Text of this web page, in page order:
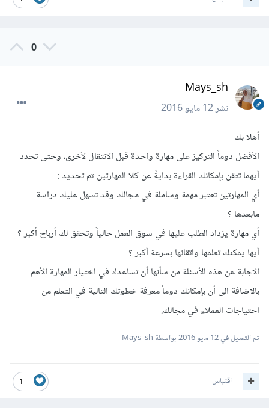
0
Mays_sh
نشر12 مايو 2016
أهلا بك
الأفضل دوماً التركيز على مهارة واحدة قبل الانتقال لأخرى، وحتى تحدد
أيهما تتقن بإمكانك القراءة بدايةً عن كلا المهارتين ثم تحديد :
أي المهارتين تعتبر مهمة وشاملة في مجالك وقد تسهل عليك دراسة
مابعدها ؟
أي مهارة يزداد الطلب عليها في سوق العمل حالياً وتحقق لك أرباح أكبر ؟
أيها يمكنك تعلمها واتقانها بسرعة أكبر ؟
الاجابة عن هذه الأسئلة من شأنها أن تساعدك في اختيار المهارة الأهم
بالاضافة الى أن بإمكانك دوماً معرفة خطوتك التالية في التعلم من
احتياجات العملاء في مجالك.
تم التعديل في12 مايو 2016 بواسطة Mays_sh
1 اقتباس